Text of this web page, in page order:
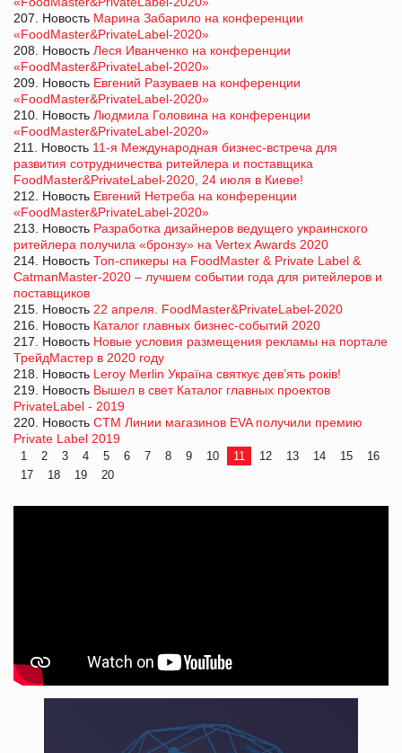
207. Новость Марина Забарило на конференции
«FoodMaster&PrivateLabel-2020»
208. Новость Леся Иванченко на конференции
«FoodMaster&PrivateLabel-2020»
209. Новость Евгений Разуваев на конференции
«FoodMaster&PrivateLabel-2020»
210. Новость Людмила Головина на конференции
«FoodMaster&PrivateLabel-2020»
211. Новость 11-я Международная бизнес-встреча для
развития сотрудничества ритейлера и поставщика
FoodMaster&PrivateLabel-2020, 24 июля в Киеве!
212. Новость Евгений Нетреба на конференции
«FoodMaster&PrivateLabel-2020»
213. Новость Разработка дизайнеров ведущего украинского
ритейлера получила «бронзу» на Vertex Awards 2020
214. Новость Топ-спикеры на FoodMaster & Private Label &
CatmanMaster-2020 – лучшем событии года для ритейлеров и
поставщиков
215. Новость 22 апреля. FoodMaster&PrivateLabel-2020
216. Новость Каталог главных бизнес-событий 2020
217. Новость Новые условия размещения рекламы на портале
ТрейдМастер в 2020 году
218. Новость Leroy Merlin Україна святкує дев’ять років!
219. Новость Вышел в свет Каталог главных проектов
PrivateLabel - 2019
220. Новость СТМ Линии магазинов EVA получили премию
Private Label 2019
1 2 3 4 5 6 7 8 9 10 11 12 13 14 15
16
17
18 19 20